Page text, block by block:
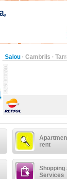
Salou · Cambrils ·
rent
Shopping
Services